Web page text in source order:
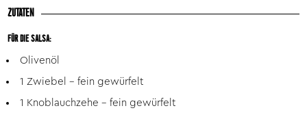
ZUTATEN
FÜR DIE SALSA:
Olivenöl
1 Zwiebel – fein gewürfelt
1 Knoblauchzehe – fein gewürfelt